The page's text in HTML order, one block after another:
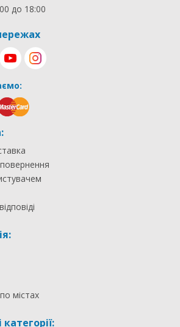
до 18:00
містах